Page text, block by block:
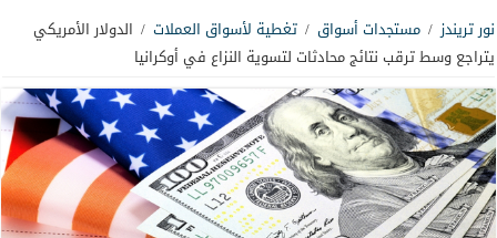
نور تريندز / مستجدات أسواق / تغطية لأسواق العملات / الدولار الأمريكي
يتراجع وسط ترقب نتائج محادثات لتسوية النزاع في أوكرانيا